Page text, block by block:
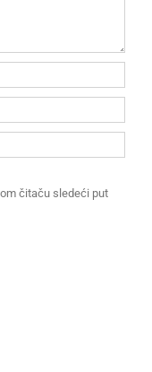
čitaču sledeći put